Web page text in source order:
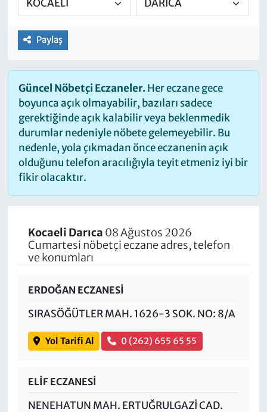
Paylaş
Güncel Nöbetçi Eczaneler.Her eczane gece
boyunca açık olmayabilir, bazıları sadece
gerektiğinde açık kalabilir veya beklenmedik
durumlar nedeniyle nöbete gelemeyebilir. Bu
nedenle, yola çıkmadan önce eczanenin açık
olduğunu telefon aracılığıyla teyit etmeniz iyi bir
fikir olacaktır.
Kocaeli Darıca 08 Ağustos 2026
Cumartesi nöbetçi eczane adres, telefon
ve konumları
ERDOĞAN ECZANESİ
SIRASÖĞÜTLER MAH. 1626-3 SOK. NO: 8/A
Yol Tarifi Al 0 (262) 655 65 55
ELİF ECZANESİ
NENEHATUN MAH. ERTUĞRULGAZİ CAD.